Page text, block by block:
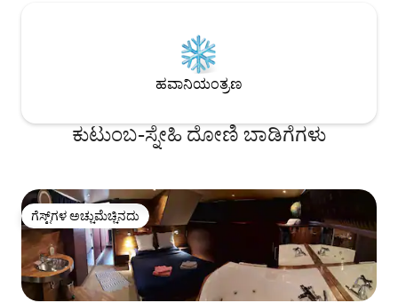
ಹವಾನಿಯಂತ್ರಣ
ಕುಟುಂಬ-ಸ್ನೇಹಿ ದೋಣಿ ಬಾಡಿಗೆಗಳು
ಗೆಸ್ಟ್‌ಗಳ ಅಚ್ಚುಮೆಚ್ಚಿನದು
ಗೆಸ್ಟ್‌ಗಳ ಅಚ್ಚುಮೆಚ್ಚಿನದು